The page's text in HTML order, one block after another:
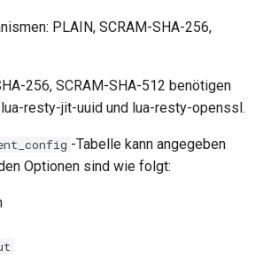
PLAIN, SCRAM-SHA-256,
256, SCRAM-SHA-512 benötigen
resty-jit-uuid und lua-resty-openssl.
-Tabelle kann angegeben
Optionen sind wie folgt: